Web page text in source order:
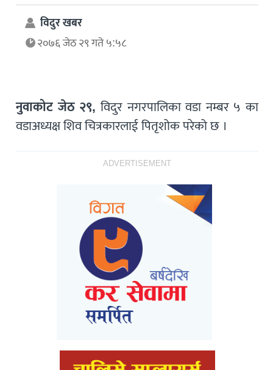
विदुर खबर
२०७६ जेठ २९ गते ५:५८
नुवाकोट जेठ २९, विदुर नगरपालिका वडा नम्बर ५ का
वडाअध्यक्ष शिव चित्रकारलाई पितृशोक परेको छ ।
ADVERTISEMENT